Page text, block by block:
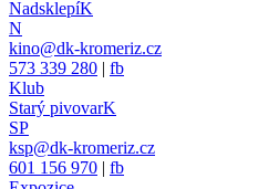
NadsklepíK
N
kino@dk-kromeriz.cz
573 339 280 | fb
Klub
Starý pivovarK
SP
ksp@dk-kromeriz.cz
601 156 970 | fb